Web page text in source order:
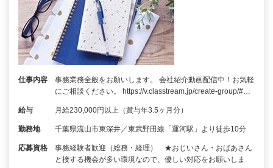
仕事内容
事務業務全般をお願いします。 会社紹介動画配信中！お気軽
にご相談ください。 https://v.classtream.jp/create-group/#…
給与 月給230,000円以上（賞与年3.5ヶ月分）
勤務地 千葉県流山市東深井／東武野田線「運河駅」より徒歩10分
応募資格
事務経験者歓迎（総務・経理） ★おじいさん・おばあさん
と接する機会が多い環境なので、優しい対応をお願いしま